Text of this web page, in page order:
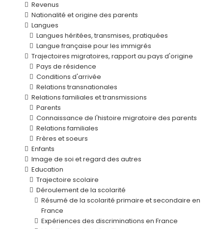
Revenus
Nationalité et origine des parents
Langues
Langues héritées, transmises, pratiquées
Langue française pour les immigrés
Trajectoires migratoires, rapport au pays d'origine
Pays de résidence
Conditions d'arrivée
Relations transnationales
Relations familiales et transmissions
Parents
Connaissance de l'histoire migratoire des parents
Relations familiales
Frères et soeurs
Enfants
Image de soi et regard des autres
Education
Trajectoire scolaire
Déroulement de la scolarité
Résumé de la scolarité primaire et secondaire en
France
Expériences des discriminations en France